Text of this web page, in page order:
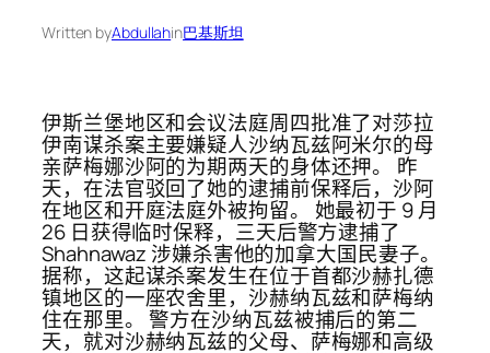
Written byAbdullahin巴基斯坦
伊斯兰堡地区和会议法庭周四批准了对莎拉
伊南谋杀案主要嫌疑人沙纳瓦兹阿米尔的母
亲萨梅娜沙阿的为期两天的身体还押。 昨
天，在法官驳回了她的逮捕前保释后，沙阿
在地区和开庭法庭外被拘留。 她最初于 9 月
26 日获得临时保释，三天后警方逮捕了
Shahnawaz 涉嫌杀害他的加拿大国民妻子。
据称，这起谋杀案发生在位于首都沙赫扎德
镇地区的一座农舍里，沙赫纳瓦兹和萨梅纳
住在那里。 警方在沙纳瓦兹被捕后的第二
天，就对沙赫纳瓦兹的父母、萨梅娜和高级